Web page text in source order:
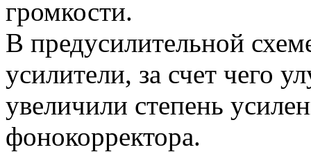
громкости.
В предусилительной
усилители, за счет чего
увеличили степень
фонокорректора.